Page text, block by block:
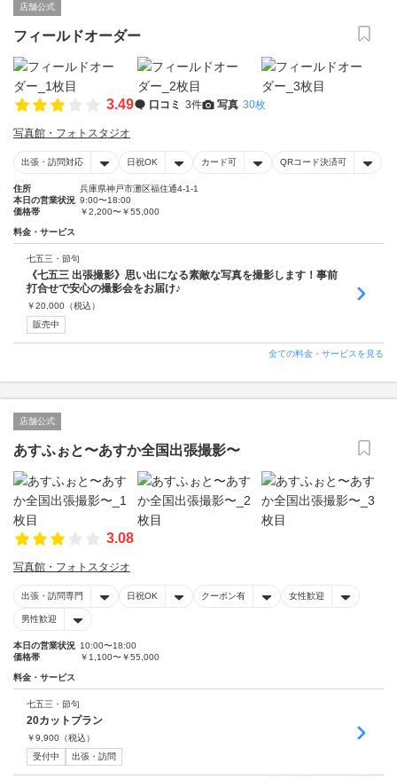
店舗公式
フィールドオーダー
3.49 口コミ 3件 写真 30枚
写真館・フォトスタジオ
出張・訪問対応 日祝OK カード可 QRコード決済可
住所
兵庫県神戸市灘区福住通4-1-1
本日の営業状況 9:00〜18:00
価格帯
￥2,200〜￥55,000
料金・サービス
七五三・節句
《七五三 出張撮影》思い出になる素敵な写真を撮影します！事前
打合せで安心の撮影会をお届け♪
￥20,000 （税込）
販売中
全ての料金・サービスを見る
店舗公式
あすふぉと〜あすか全国出張撮影〜
3.08
写真館・フォトスタジオ
出張・訪問専門 日祝OK クーポン有 女性歓迎
男性歓迎
本日の営業状況 10:00〜18:00
価格帯
￥1,100〜￥55,000
料金・サービス
七五三・節句
20カットプラン
￥9,900 （税込）
受付中
出張・訪問